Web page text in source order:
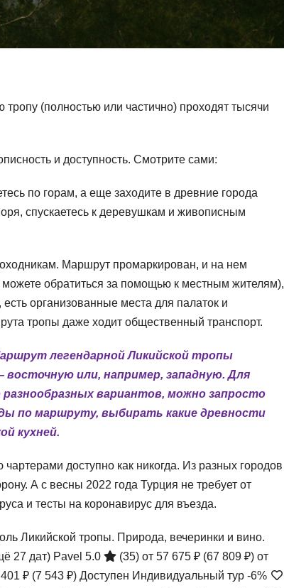
(полностью или частично) проходят тысячи
и доступность. Смотрите сами:
по горам, а еще заходите в древние города
спускаетесь к деревушкам и живописным
Маршрут промаркирован, и на нем
обратиться за помощью к местным жителям),
организованные места для палаток и
тропы даже ходит общественный транспорт.
легендарной Ликийской тропы
или, например, западную. Для
вариантов, можно запросто
по маршруту, выбирать какие древности
кухней.
доступно как никогда. Из разных городов
А с весны 2022 года Турция не требует от
и тесты на коронавирус для въезда.
Ликийской тропы. Природа, вечеринки и вино.
27 дат) Pavel 5.0 (35) от 57 675 ₽ (67 809 ₽) от
₽ (7 543 ₽) Доступен Индивидуальный тур -6%